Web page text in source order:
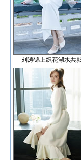
刘涛锦上织花湖水共